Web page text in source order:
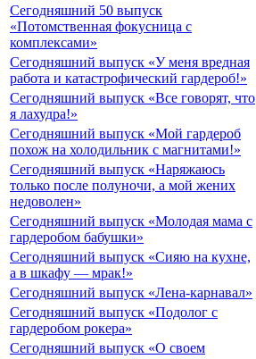
Сегодняшний 50 выпуск
«Потомственная фокусница с
комплексами»
Сегодняшний выпуск «У меня вредная
работа и катастрофический гардероб!»
Сегодняшний выпуск «Все говорят, что
я лахудра!»
Сегодняшний выпуск «Мой гардероб
похож на холодильник с магнитами!»
Сегодняшний выпуск «Наряжаюсь
только после полуночи, а мой жених
недоволен»
Сегодняшний выпуск «Молодая мама с
гардеробом бабушки»
Сегодняшний выпуск «Сияю на кухне,
а в шкафу — мрак!»
Сегодняшний выпуск «Лена-карнавал»
Сегодняшний выпуск «Подолог с
гардеробом рокера»
Сегодняшний выпуск «О своем